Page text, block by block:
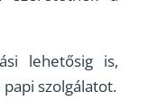
lehetősig is,
szolgálatot.